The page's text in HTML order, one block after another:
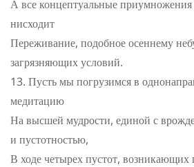
А все концептуальные
нисходит
Переживание, подобное осеннему
загрязняющих условий.
Пусть мы погрузимся в
медитацию
На высшей мудрости, единой с
и пустотностью,
В ходе четырех пустот,